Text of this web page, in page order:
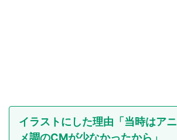
イラストにした理由「当時はアニ
メ調のCMが少なかったから」